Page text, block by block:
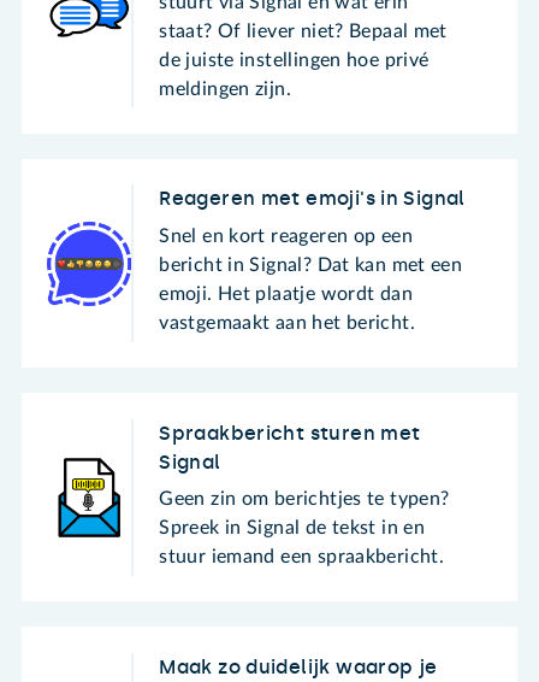
staat? Of liever niet? Bepaal met
de juiste instellingen hoe privé
meldingen zijn.
Reageren met emoji's in Signal
Snel en kort reageren op een
bericht in Signal? Dat kan met een
emoji. Het plaatje wordt dan
vastgemaakt aan het bericht.
Spraakbericht sturen met
Signal
Geen zin om berichtjes te typen?
Spreek in Signal de tekst in en
stuur iemand een spraakbericht.
Maak zo duidelijk waarop je